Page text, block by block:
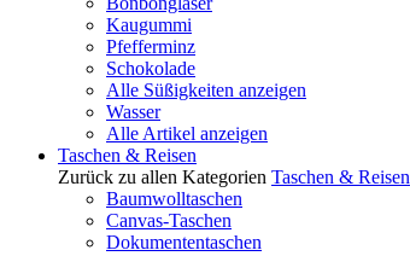
Kaugummi
Pfefferminz
Schokolade
Alle Süßigkeiten anzeigen
Wasser
Alle Artikel anzeigen
Taschen & Reisen
Zurück zu allen Kategorien Taschen & Reisen
Baumwolltaschen
Canvas-Taschen
Dokumententaschen